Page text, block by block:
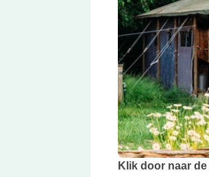
Deze link opent in
Klik door naar